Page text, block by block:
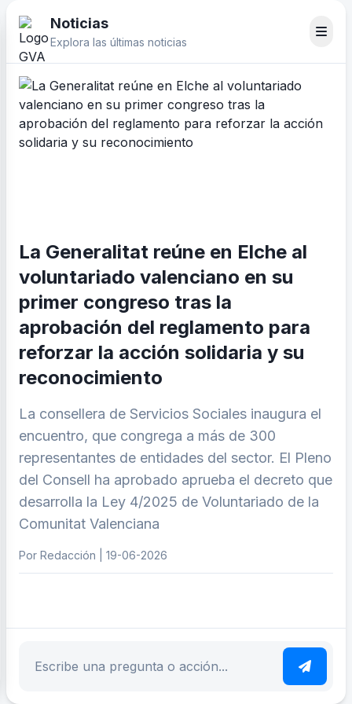
Noticias
Explora las últimas noticias
La Generalitat reúne en Elche al
voluntariado valenciano en su
primer congreso tras la
aprobación del reglamento para
reforzar la acción solidaria y su
reconocimiento
La consellera de Servicios Sociales inaugura el
encuentro, que congrega a más de 300
representantes de entidades del sector. El Pleno
del Consell ha aprobado aprueba el decreto que
desarrolla la Ley 4/2025 de Voluntariado de la
Comunitat Valenciana
Por Redacción | 19-06-2026
Escribe tu pregunta